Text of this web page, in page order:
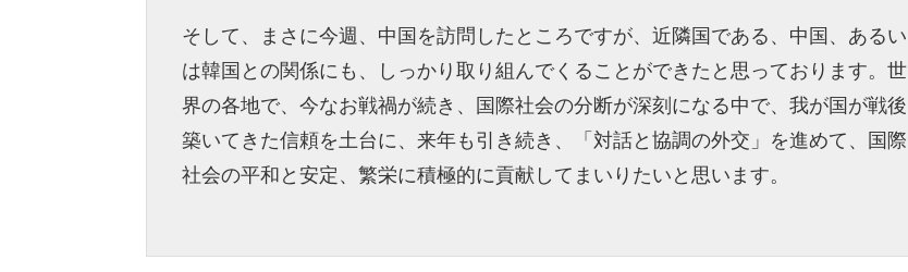
そして、まさに今週、中国を訪問したところですが、近隣国である、中国、あるい
は韓国との関係にも、しっかり取り組んでくることができたと思っております。世
界の各地で、今なお戦禍が続き、国際社会の分断が深刻になる中で、我が国が戦後
築いてきた信頼を土台に、来年も引き続き、「対話と協調の外交」を進めて、国際
社会の平和と安定、繁栄に積極的に貢献してまいりたいと思います。